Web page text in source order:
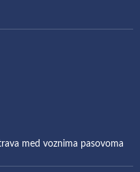
med voznima pasovoma